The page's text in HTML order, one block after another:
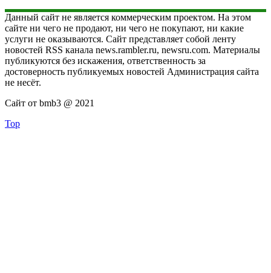
Данный сайт не является коммерческим проектом. На этом
сайте ни чего не продают, ни чего не покупают, ни какие
услуги не оказываются. Сайт представляет собой ленту
новостей RSS канала news.rambler.ru, newsru.com. Материалы
публикуются без искажения, ответственность за
достоверность публикуемых новостей Администрация сайта
не несёт.
Сайт от bmb3 @ 2021
Top